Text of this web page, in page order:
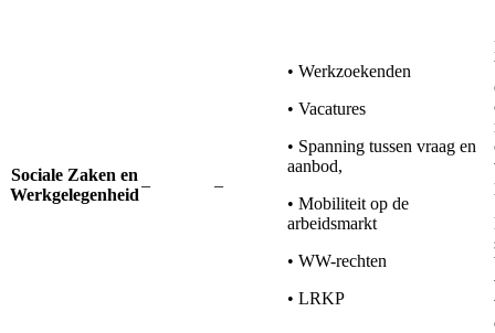
Sociale Zaken en
Werkgelegenheid
– –
• Werkzoekenden
• Vacatures
• Spanning tussen vraag en
aanbod,
• Mobiliteit op de
arbeidsmarkt
• WW-rechten
• LRKP